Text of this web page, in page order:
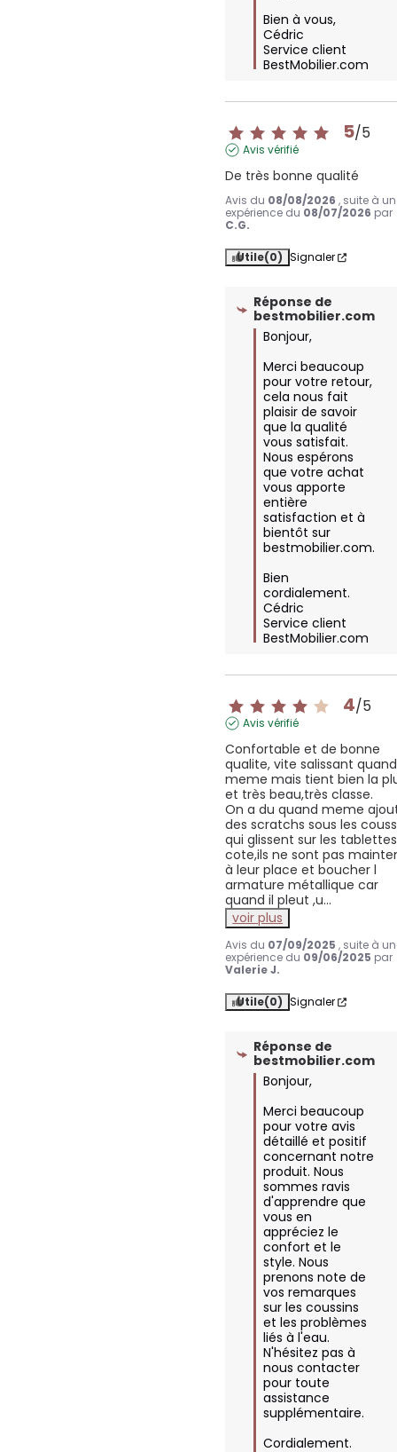
Bien à vous,
Cédric
Service client
BestMobilier.com
5/5
Avis vérifié
De très bonne qualité
Avis du 08/08/2026 , suite à
expérience du 08/07/2026 par
C.G.
Utile(0) Signaler
Réponse de
bestmobilier.com
Bonjour,
Merci beaucoup
pour votre retour,
cela nous fait
plaisir de savoir
que la qualité
vous satisfait.
Nous espérons
que votre achat
vous apporte
entière
satisfaction et à
bientôt sur
bestmobilier.com.
Bien
cordialement.
Cédric
Service client
BestMobilier.com
4/5
Avis vérifié
Confortable et de bonne
qualite, vite salissant quand
meme mais tient bien la
et très beau,très classe.
On a du quand meme
des scratchs sous les
qui glissent sur les
cote,ils ne sont pas
à leur place et boucher l
armature métallique car
quand il pleut ,u...
voir plus
Avis du 07/09/2025 , suite à
expérience du 09/06/2025 par
Valerie J.
Utile(0) Signaler
Réponse de
bestmobilier.com
Bonjour,
Merci beaucoup
pour votre avis
détaillé et positif
concernant notre
produit. Nous
sommes ravis
d'apprendre que
vous en
appréciez le
confort et le
style. Nous
prenons note de
vos remarques
sur les coussins
et les problèmes
liés à l'eau.
N'hésitez pas à
nous contacter
pour toute
assistance
supplémentaire.
Cordialement.